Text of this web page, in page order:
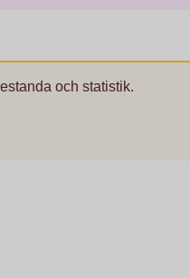
och statistik.